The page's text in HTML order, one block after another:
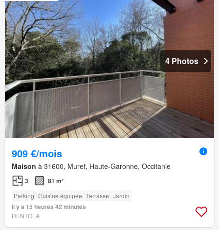
4 Photos
909 €/mois
Maison à 31600, Muret, Haute-Garonne, Occitanie
3 81 m²
Parking Cuisine équipée Terrasse Jardin
Il y a 15 heures 42 minutes
RENTOLA